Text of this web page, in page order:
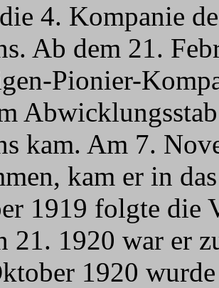
4. Kompanie
Ab dem 21.
Pionier-
kam. Am 7.
kam er in
1919 folgte die
21. 1920 war er
1920